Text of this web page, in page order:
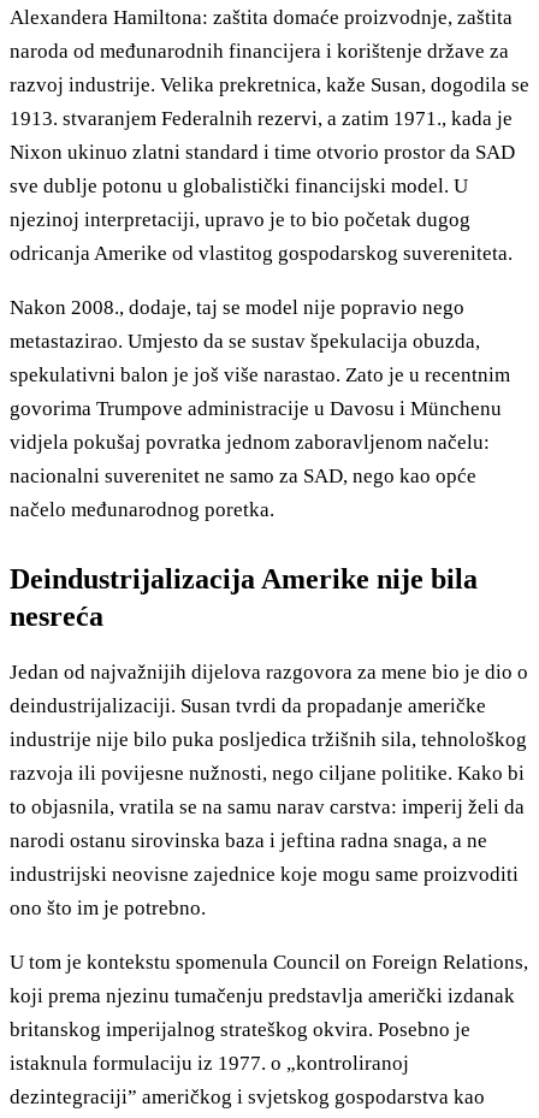
Alexandera Hamiltona: zaštita domaće proizvodnje, zaštita
naroda od međunarodnih financijera i korištenje države za
razvoj industrije. Velika prekretnica, kaže Susan, dogodila se
1913. stvaranjem Federalnih rezervi, a zatim 1971., kada je
Nixon ukinuo zlatni standard i time otvorio prostor da SAD
sve dublje potonu u globalistički financijski model. U
njezinoj interpretaciji, upravo je to bio početak dugog
odricanja Amerike od vlastitog gospodarskog suvereniteta.
Nakon 2008., dodaje, taj se model nije popravio nego
metastazirao. Umjesto da se sustav špekulacija obuzda,
spekulativni balon je još više narastao. Zato je u recentnim
govorima Trumpove administracije u Davosu i Münchenu
vidjela pokušaj povratka jednom zaboravljenom načelu:
nacionalni suverenitet ne samo za SAD, nego kao opće
načelo međunarodnog poretka.
Deindustrijalizacija Amerike nije bila
nesreća
Jedan od najvažnijih dijelova razgovora za mene bio je dio o
deindustrijalizaciji. Susan tvrdi da propadanje američke
industrije nije bilo puka posljedica tržišnih sila, tehnološkog
razvoja ili povijesne nužnosti, nego ciljane politike. Kako bi
to objasnila, vratila se na samu narav carstva: imperij želi da
narodi ostanu sirovinska baza i jeftina radna snaga, a ne
industrijski neovisne zajednice koje mogu same proizvoditi
ono što im je potrebno.
U tom je kontekstu spomenula Council on Foreign Relations,
koji prema njezinu tumačenju predstavlja američki izdanak
britanskog imperijalnog strateškog okvira. Posebno je
istaknula formulaciju iz 1977. o „kontroliranoj
dezintegraciji” američkog i svjetskog gospodarstva kao